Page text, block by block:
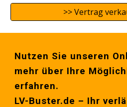
>> Vertrag
Nutzen Sie unseren
mehr über Ihre
erfahren.
LV-Buster.de – Ihr